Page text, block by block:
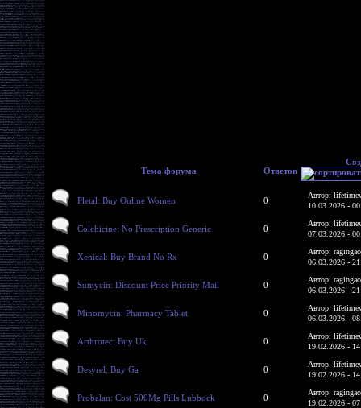
Тема форума Ответов
Pletal: Buy Online Women 0
Автор:
10.03.2026 -
Colchicine: No Prescription Generic 0
Автор:
07.03.2026 -
Xenical: Buy Brand No Rx 0
Автор:
06.03.2026 -
Sumycin: Discount Price Priority Mail 0
Автор:
06.03.2026 -
Minomycin: Pharmacy Tablet 0
Автор:
06.03.2026 -
Arthrotec: Buy Uk 0
Автор:
19.02.2026 -
Desyrel: Buy Ga 0
Автор:
19.02.2026 -
Probalan: Cost 500Mg Pills Lubbock 0
Автор:
19.02.2026 -